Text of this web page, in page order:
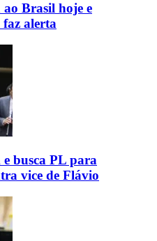
ao Brasil hoje e
faz alerta
busca PL para
vice de Flávio